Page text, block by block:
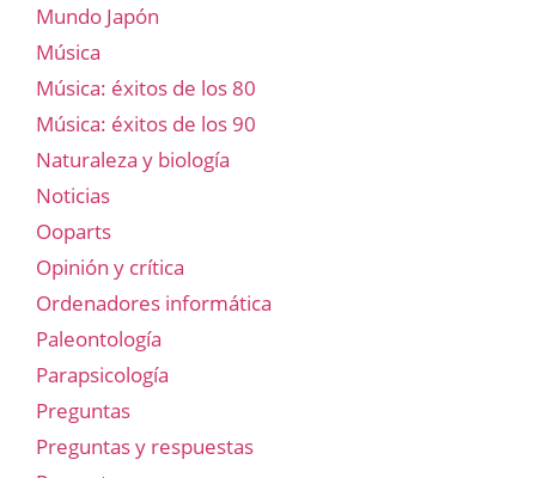
Mundo Japón
Música
Música: éxitos de los 80
Música: éxitos de los 90
Naturaleza y biología
Noticias
Ooparts
Opinión y crítica
Ordenadores informática
Paleontología
Parapsicología
Preguntas
Preguntas y respuestas